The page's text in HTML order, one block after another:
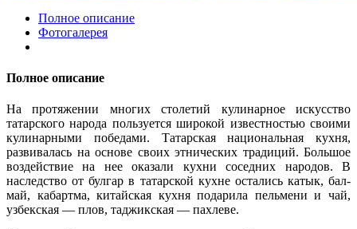
Полное описание
Фотогалерея
Полное описание
На протяжении многих столетий кулинарное искусство
татарского народа пользуется широкой известностью своими
кулинарными победами. Татарская национальная кухня,
развивалась на основе своих этнических традиций. Большое
воздействие на нее оказали кухни соседних народов. В
наследство от булгар в татарской кухне остались катык, бал-
май, кабартма, китайская кухня подарила пельмени и чай,
узбекская — плов, таджикская — пахлеве.